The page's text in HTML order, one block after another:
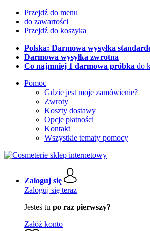
Przejdź do menu
do zawartości
Przejdź do koszyka
Polska: Darmowa wysyłka
Darmowa wysyłka zwrotna
Co najmniej 1 darmowa próbka do
Pomoc
Gdzie jest moje zamówienie?
Zwroty
Koszty dostawy
Opcje płatności
Kontakt
Wszystkie tematy pomocy
Zaloguj się
Zaloguj się teraz
Jesteś tu po raz pierwszy?
Załóż konto